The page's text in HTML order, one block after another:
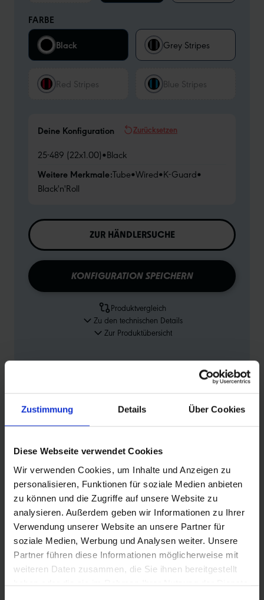
Zustimmung Details Über Cookies
Diese Webseite verwendet Cookies
Wir verwenden Cookies, um Inhalte und Anzeigen zu
personalisieren, Funktionen für soziale Medien anbieten
zu können und die Zugriffe auf unsere Website zu
analysieren. Außerdem geben wir Informationen zu Ihrer
Verwendung unserer Website an unsere Partner für
soziale Medien, Werbung und Analysen weiter. Unsere
Partner führen diese Informationen möglicherweise mit
weiteren Daten zusammen, die Sie ihnen bereitgestellt
haben oder die sie im Rahmen Ihrer Nutzung der Dienste
FARBE
Black
Grey Stripes
Red Stripes Blue Stripes
Deine Konfiguration Zurücksetzen
25-489 (22x1.00)•Black
Weitere Merkmale:Tube•Wired•K-Guard•
Black'n'Roll
ZUR HÄNDLERSUCHE
KONFIGURATION SPEICHERN
Produktvergleich
Zu den technischen Details
Zur Produktübersicht
PRODUKTINFORMATIONEN
UNSER EINSTIEGSMODELL MIT TOP-AUSSTATTUNG:
Wirksame K-Guard Pannenschutzlage, handschonende
2Grip-Seitenwand und eine optisch sehr moderne
zweifarbige Gummimischung. Der besondere Clou ist
das robuste Black’n Roll Compound im
Laufflächenzentrum.
DETAILS / PRODUKTDATEN